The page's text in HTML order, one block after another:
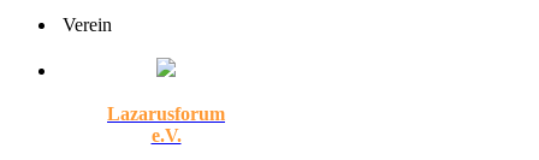
Verein
Lazarusforum
e.V.